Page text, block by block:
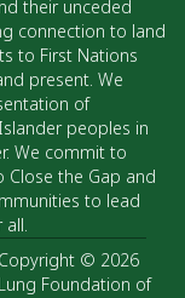
their unceded
connection to land
to First Nations
present. We
of
peoples in
We commit to
the Gap and
to lead
Copyright © 2026
Lung Foundation of